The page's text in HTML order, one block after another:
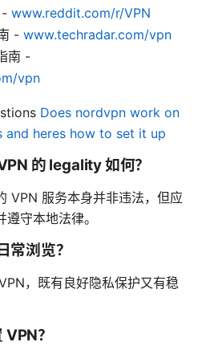
- www.reddit.com/r/VPN
- www.techradar.com/vpn
南 -
vpn
Does nordvpn work on
and heres how to set it up
的 legality 如何？
VPN 服务本身并非违法，但应
守本地法律。
常浏览？
，既有良好隐私保护又有稳
？